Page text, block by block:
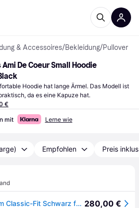
& Accessoires/Bekleidung/Pullover
Ami De Coeur Small Hoodie
Hoodie hat lange Ärmel. Das Modell ist
da es eine Kapuze hat.
€
mit Lerne wie
Empfohlen Preis
Ami de Cœur Hoodie im Classic-Fit Schwarz für Männer - XXS - AMI Paris 280,00 €